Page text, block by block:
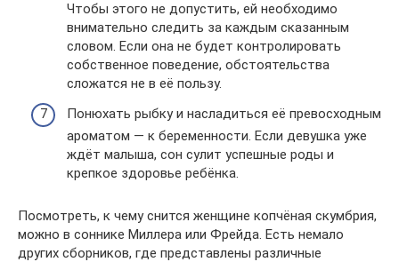
Чтобы этого не допустить, ей необходимо
внимательно следить за каждым сказанным
словом. Если она не будет контролировать
собственное поведение, обстоятельства
сложатся не в её пользу.
Понюхать рыбку и насладиться её превосходным
ароматом — к беременности. Если девушка уже
ждёт малыша, сон сулит успешные роды и
крепкое здоровье ребёнка.
Посмотреть, к чему снится женщине копчёная скумбрия,
можно в соннике Миллера или Фрейда. Есть немало
других сборников, где представлены различные